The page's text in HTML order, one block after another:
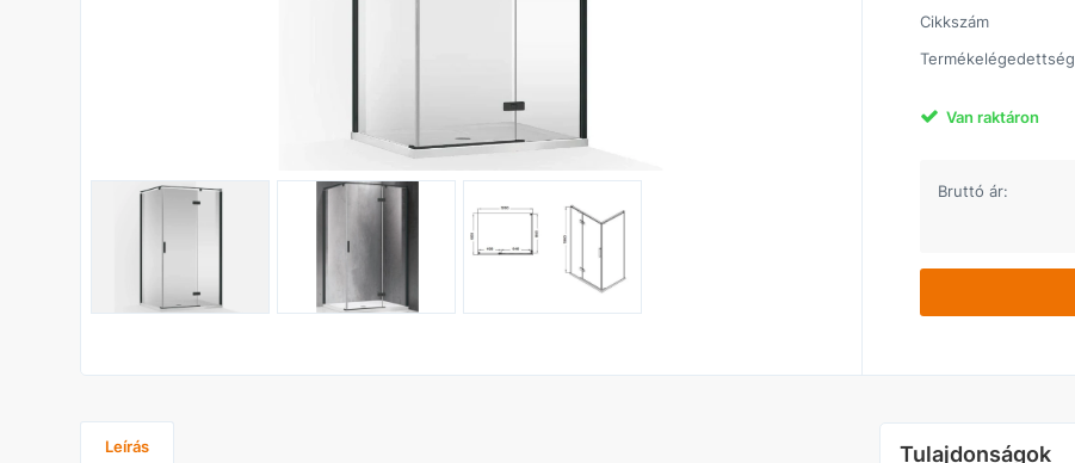
Cikkszám
Termékelégedettség
Van raktáron
Bruttó ár:
Leírás Tulajdonságok